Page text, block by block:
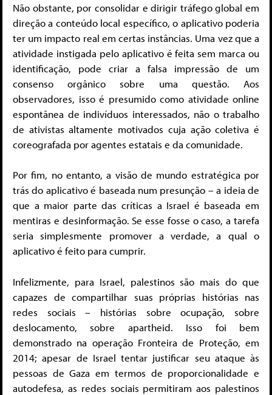
Não obstante, por consolidar e dirigir tráfego global em
direção a conteúdo local específico, o aplicativo poderia
ter um impacto real em certas instâncias. Uma vez que a
atividade instigada pelo aplicativo é feita sem marca ou
identificação, pode criar a falsa impressão de um
consenso orgânico sobre uma questão. Aos
observadores, isso é presumido como atividade online
espontânea de indivíduos interessados, não o trabalho
de ativistas altamente motivados cuja ação coletiva é
coreografada por agentes estatais e da comunidade.
Por fim, no entanto, a visão de mundo estratégica por
trás do aplicativo é baseada num presunção – a ideia de
que a maior parte das críticas a Israel é baseada em
mentiras e desinformação. Se esse fosse o caso, a tarefa
seria simplesmente promover a verdade, a qual o
aplicativo é feito para cumprir.
Infelizmente, para Israel, palestinos são mais do que
capazes de compartilhar suas próprias histórias nas
redes sociais – histórias sobre ocupação, sobre
deslocamento, sobre apartheid. Isso foi bem
demonstrado na operação Fronteira de Proteção, em
2014; apesar de Israel tentar justificar seu ataque às
pessoas de Gaza em termos de proporcionalidade e
autodefesa, as redes sociais permitiram aos palestinos